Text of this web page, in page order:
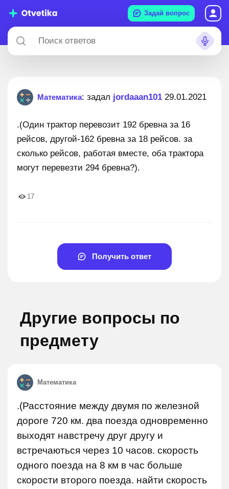
Задай вопрос
Математика: задал jordaaan101 29.01.2021
.(Один трактор перевозит 192 бревна за 16
рейсов, другой-162 бревна за 18 рейсов. за
сколько рейсов, работая вместе, оба трактора
могут перевезти 294 бревна?).
17
Получить ответ
Другие вопросы по
предмету
Математика
.(Расстояние между двумя по железной
дороге 720 км. два поезда одновременно
выходят навстречу друг другу и
встречаються через 10 часов. скорость
одного поезда на 8 км в час больше
скорости второго поезда. найти скорость